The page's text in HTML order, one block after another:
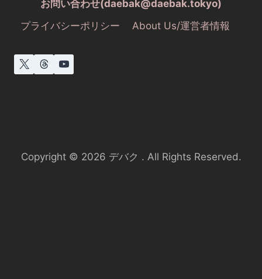
お問い合わせ(daebak@daebak.tokyo)
プライバシーポリシー
About Us/運営者情報
Copyright © 2026 デバク . All Rights Reserved.